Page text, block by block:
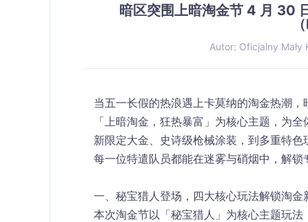
暗区突围上暗淘金节 4 月 30
Autor: Oficjalny Mały
当五一长假的热浪遇上卡莫纳的淘金热潮
「上暗淘金，狂热暴富」为核心主题，为
新限定大金、史诗级枪械涂装，到多重特
每一位特遣队员都能在迷雾与硝烟中，解锁
一、秘宝猎人登场，四大核心玩法解锁淘金
本次淘金节以「秘宝猎人」为核心主题玩